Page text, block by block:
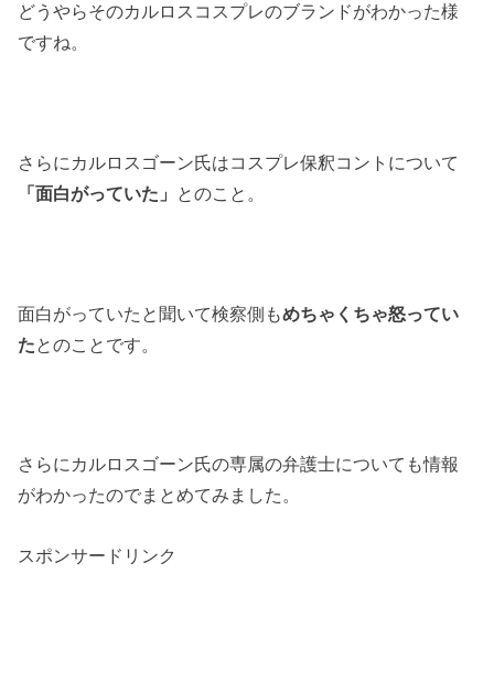
どうやらそのカルロスコスプレのブランドがわかった様
ですね。
さらにカルロスゴーン氏はコスプレ保釈コントについて
「面白がっていた」 とのこと。
面白がっていたと聞いて検察側もめちゃくちゃ怒ってい
たとのことです。
さらにカルロスゴーン氏の専属の弁護士についても情報
がわかったのでまとめてみました。
スポンサードリンク